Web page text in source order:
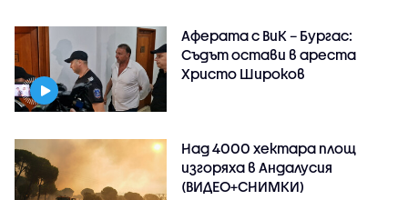
Аферата с ВиК – Бургас:
Съдът остави в ареста
Христо Широков
Над 4000 хектара площ
изгоряха в Андалусия
(ВИДЕО+СНИМКИ)